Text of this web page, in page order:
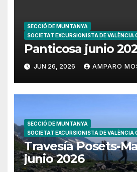
SECCIÓ DE MUNTANYA
SOCIETAT EXCURSIONISTA DE VALÈNCIA
Panticosa junio
JUN 26, 2026 AMPARO
SECCIÓ DE MUNTANYA
SOCIETAT EXCURSIONISTA DE VALÈNCIA
Travesía Posets-
junio 2026